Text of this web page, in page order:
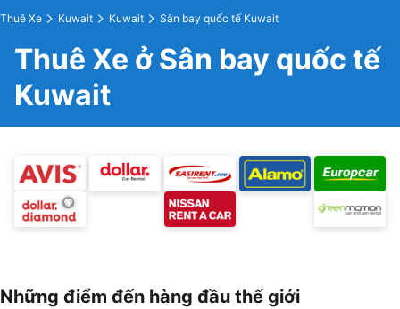
Thuê Xe Kuwait Kuwait Sân bay quốc tế Kuwait
Thuê Xe ở Sân bay quốc tế
Kuwait
Những điểm đến hàng đầu thế giới